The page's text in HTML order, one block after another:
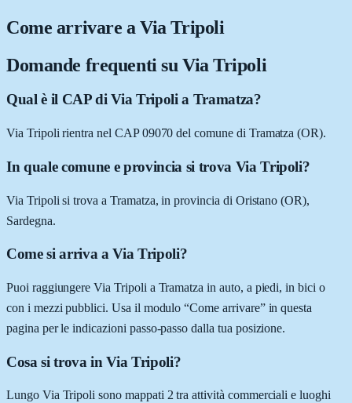
Come arrivare aVia Tripoli
Domande frequenti su Via Tripoli
Qual è il CAP di Via Tripoli a Tramatza?
Via Tripoli rientra nel CAP 09070 del comune di Tramatza (OR).
In quale comune e provincia si trova Via Tripoli?
Via Tripoli si trova a Tramatza, in provincia di Oristano (OR),
Sardegna.
Come si arriva a Via Tripoli?
Puoi raggiungere Via Tripoli a Tramatza in auto, a piedi, in bici o
con i mezzi pubblici. Usa il modulo “Come arrivare” in questa
pagina per le indicazioni passo-passo dalla tua posizione.
Cosa si trova in Via Tripoli?
Lungo Via Tripoli sono mappati 2 tra attività commerciali e luoghi